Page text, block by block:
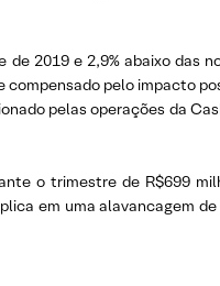
2019 e 2,9% abaixo das
compensado pelo impacto
pelas operações da
o trimestre de R$699
em uma alavancagem de